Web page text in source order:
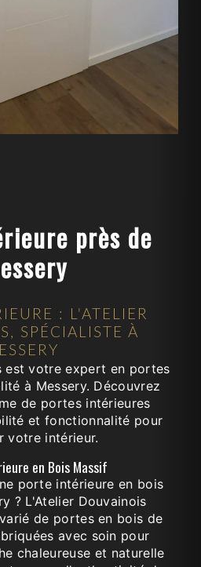
près de
: L'ATELIER
SPÉCIALISTE À
est votre expert en portes
à Messery. Découvrez
de portes intérieures
et fonctionnalité pour
votre intérieur.
en Bois Massif
porte intérieure en bois
? L'Atelier Douvainois
de portes en bois de
avec soin pour
chaleureuse et naturelle